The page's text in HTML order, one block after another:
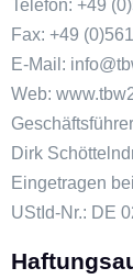
Telefon: +49
Fax: +49
E-Mail:
Web:
Dirk
Eingetragen
UStId-Nr.: DE